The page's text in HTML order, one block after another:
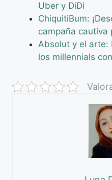
Uber y DiDi
ChiquitiBum:
campaña cautiva
Absolut y el arte:
los millennials